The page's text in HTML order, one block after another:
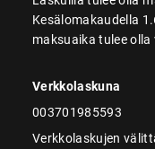
Kesälomakaudella
maksuaika tulee
Verkkolaskuna
003701985593
Verkkolaskujen